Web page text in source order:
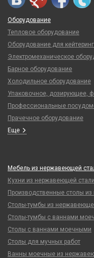
Оборудование
Тепловое оборудование
Оборудование для
Электромеханическое
Барное оборудование
Холодильное оборудование
Упаковочное, дозирующее,
Профессиональные
Прачечное оборудование
Еще
Мебель из нержавеющей
Кухни из нержавеющей стали
Производственные столы
Столы-тумбы из
Столы-тумбы с ваннами
Столы с ваннами моечными
Столы для мучных работ
Ванны моечные из